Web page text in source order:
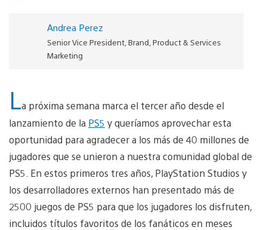
Andrea Perez
Senior Vice President, Brand, Product & Services
Marketing
La próxima semana marca el tercer año desde el
lanzamiento de la PS5 y queríamos aprovechar esta
oportunidad para agradecer a los más de 40 millones de
jugadores que se unieron a nuestra comunidad global de
PS5. En estos primeros tres años, PlayStation Studios y
los desarrolladores externos han presentado más de
2500 juegos de PS5 para que los jugadores los disfruten,
incluidos títulos favoritos de los fanáticos en meses